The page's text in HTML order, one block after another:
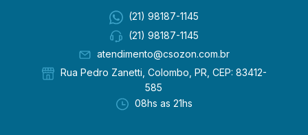
(21) 98187-1145
(21) 98187-1145
atendimento@csozon.com.br
Rua Pedro Zanetti, Colombo, PR, CEP: 83412-
585
08hs as 21hs